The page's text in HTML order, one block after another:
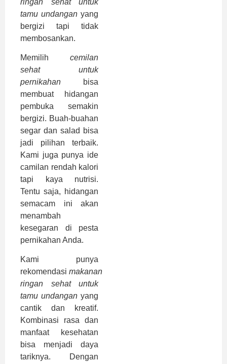
tamu undangan yang
bergizi tapi tidak
membosankan.
Memilih cemilan
sehat untuk
pernikahan bisa
membuat hidangan
pembuka semakin
bergizi. Buah-buahan
segar dan salad bisa
jadi pilihan terbaik.
Kami juga punya ide
camilan rendah kalori
tapi kaya nutrisi.
Tentu saja, hidangan
semacam ini akan
menambah
kesegaran di pesta
pernikahan Anda.
Kami punya
rekomendasi makanan
ringan sehat untuk
tamu undangan yang
cantik dan kreatif.
Kombinasi rasa dan
manfaat kesehatan
bisa menjadi daya
tariknya. Dengan